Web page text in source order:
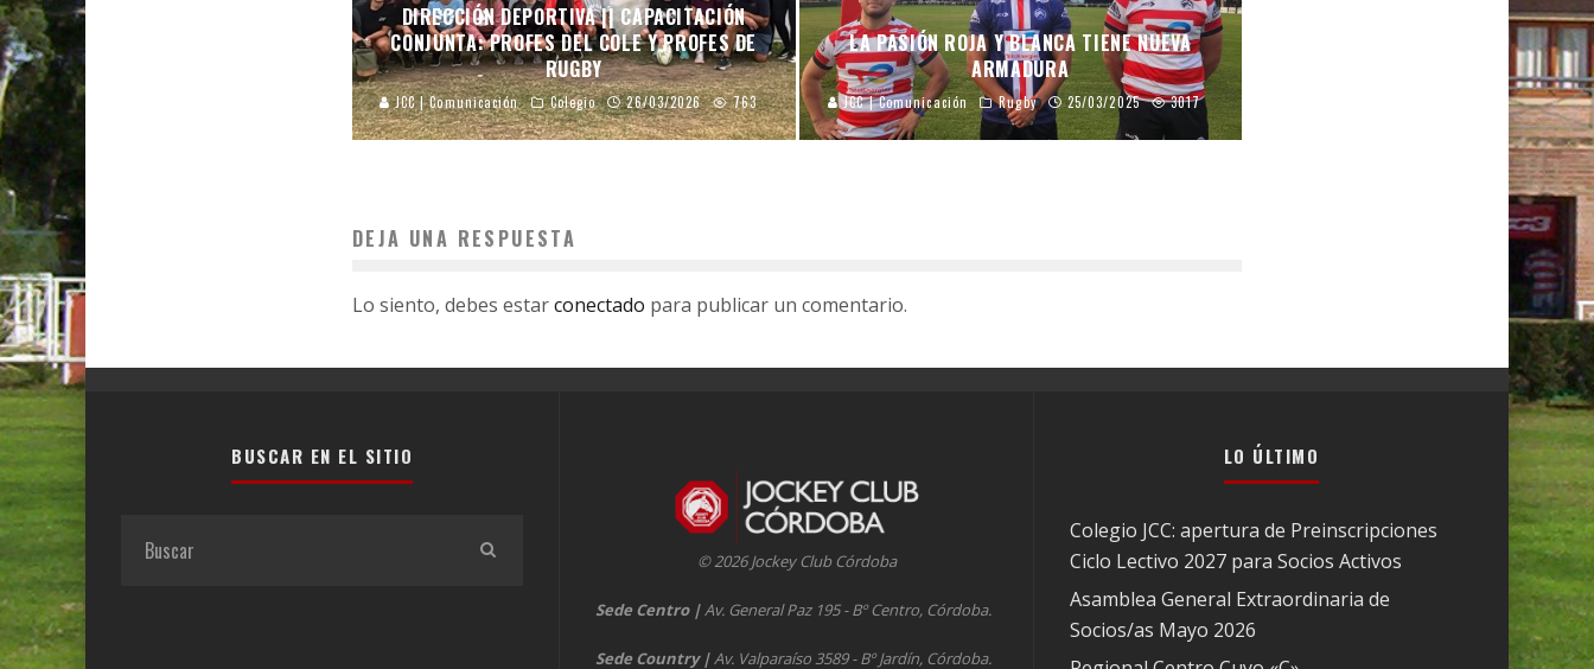
DIRECCIÓN DEPORTIVA || CAPACITACIÓN
CONJUNTA: PROFES DEL COLE Y PROFES DE
RUGBY
JCC | Comunicación Colegio 26/03/2026 763
LA PASIÓN ROJA Y BLANCA TIENE NUEVA
ARMADURA
JCC | Comunicación Rugby 25/03/2025 3017
DEJA UNA RESPUESTA
Lo siento, debes estarconectado para publicar un comentario.
BUSCAR EN EL SITIO
© 2026 Jockey Club Córdoba
Sede Centro |Av. General Paz 195 - Bº Centro, Córdoba.
Sede Country |Av. Valparaíso 3589 - Bº Jardín, Córdoba.
LO ÚLTIMO
Colegio JCC: apertura de Preinscripciones
Ciclo Lectivo 2027 para Socios Activos
Asamblea General Extraordinaria de
Socios/as Mayo 2026